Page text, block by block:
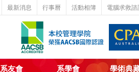
電腦求救諮
活動相簿
行事曆
最新消息
系友會 系學會 學術典